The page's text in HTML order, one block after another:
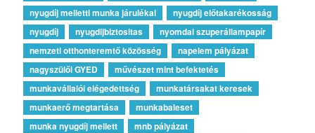
nyugdíj melletti munka járulékai
nyugdíj előtakarékosság
nyugdíj
nyugdijbiztositas
nyomdai szuperállampapír
nemzeti otthonteremtő közösség
napelem pályázat
nagyszülői GYED
művészet mint befektetés
munkavállalói elégedettség
munkatársakat keresek
munkaerő megtartása
munkabaleset
munka nyugdíj mellett
mnb pályázat